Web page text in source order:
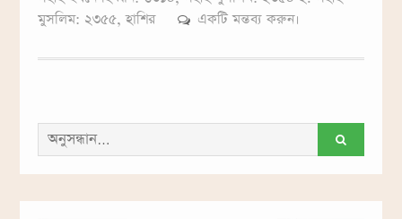
মুসলিম: ২৩৫৫,হাশির একটি মন্তব্য করুন।
সন্ধান
করাঃ